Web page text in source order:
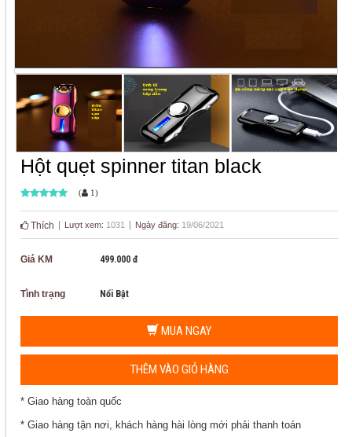
Hột quẹt spinner titan black
( 1)
Thích Lượt xem: 1031 Ngày đăng: 19/06/2021
Giá KM 499.000 đ
Tình trạng Nổi Bật
MUA NGAY
THÊM VÀO GIỎ HÀNG
* Giao hàng toàn quốc
* Giao hàng tận nơi, khách hàng hài lòng mới phải thanh toán